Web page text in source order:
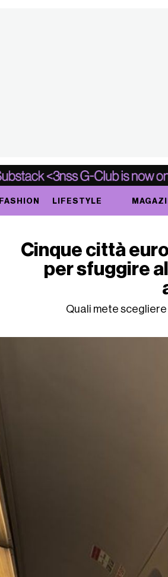
FASHION LIFESTYLE
Cinque città
per sfuggire
Quali mete